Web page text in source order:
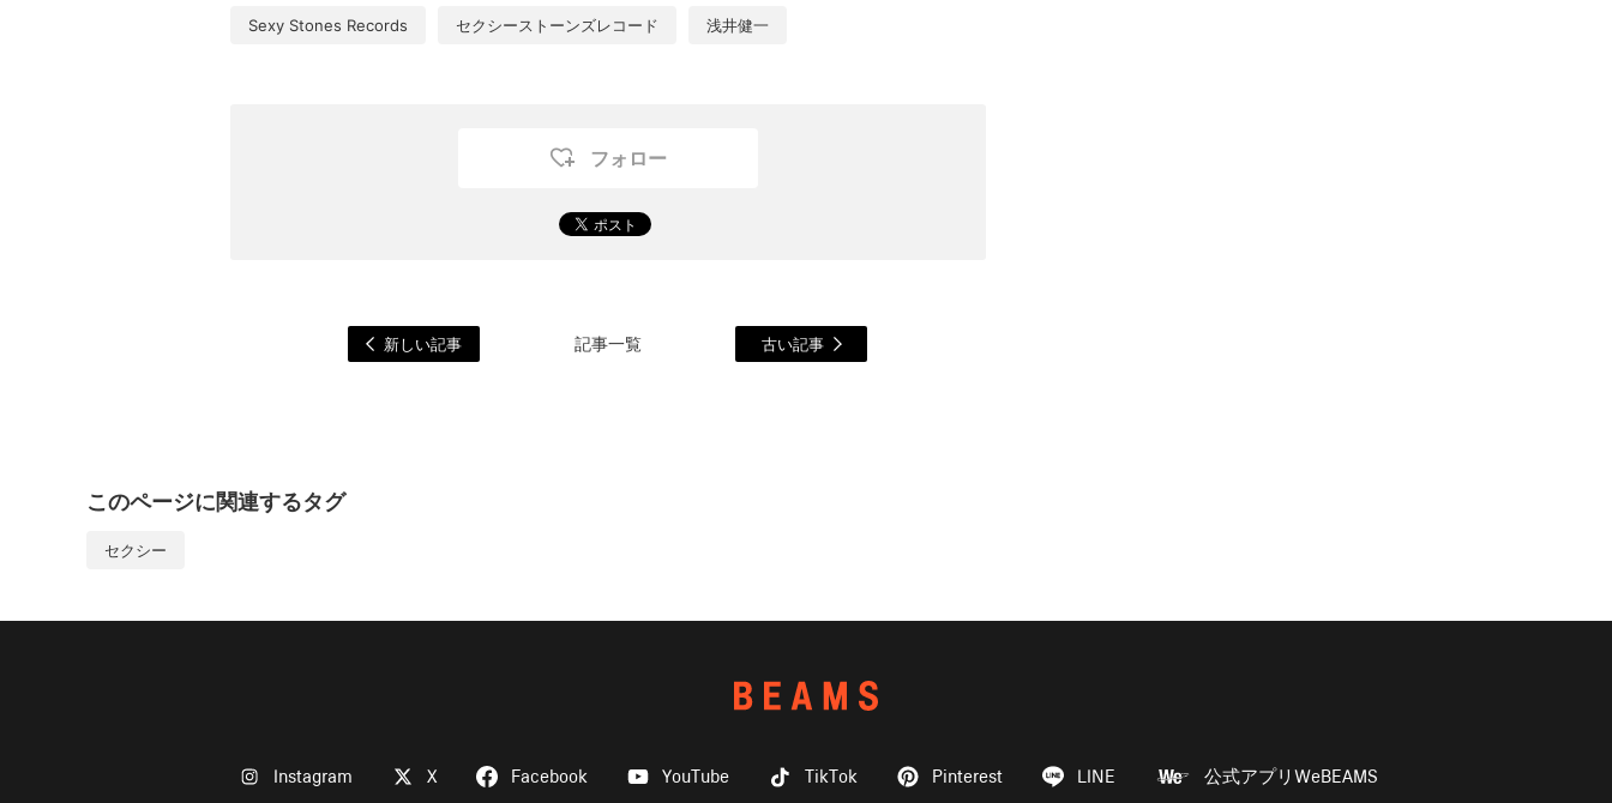
Sexy Stones Records セクシーストーンズレコード 浅井健一
フォロー
新しい記事 記事一覧 古い記事
このページに関連するタグ
セクシー
Instagram X Facebook YouTube TikTok Pinterest LINE 公式アプリWeBEAMS